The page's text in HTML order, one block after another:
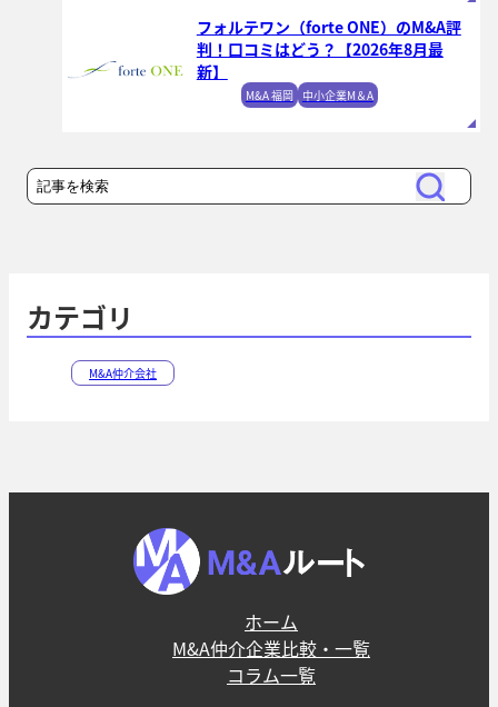
フォルテワン（forte ONE）のM&A評
判！口コミはどう？【2026年8月最
新】
M&A 福岡 中小企業M＆A
検
索
検
索
カテゴリ
M&A仲介会社
ホーム
M&A仲介企業比較・一覧
コラム一覧